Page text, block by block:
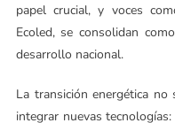
papel crucial, y voces
Ecoled, se consolidan
desarrollo nacional.
La transición energética
integrar nuevas